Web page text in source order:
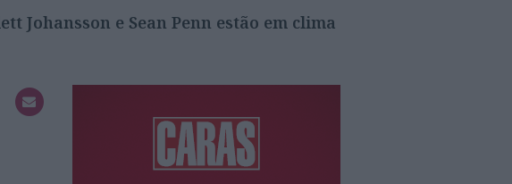
Johansson e Sean Penn estão em clima